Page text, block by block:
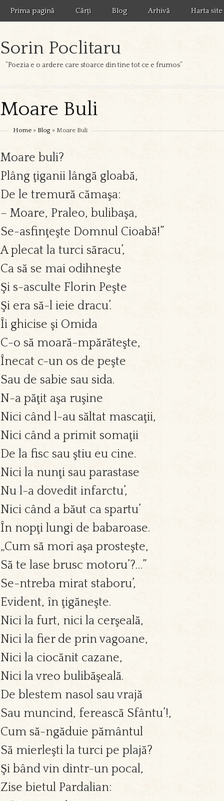
Prima pagină Cărți Blog Arhivă Harta site
Sorin Poclitaru
”Poezia e o ardere care stoarce din tine tot ce e frumos”
Moare Buli
Home » Blog » Moare Buli
Moare buli?
Plâng ţiganii lângă gloabă,
De le tremură cămaşa:
– Moare, Praleo, bulibaşa,
Se-asfinţeşte Domnul Cioabă!”
A plecat la turci săracu’,
Ca să se mai odihneşte
Şi s-asculte Florin Peşte
Şi era să-l ieie dracu’.
Îi ghicise şi Omida
C-o să moară-mpărăteşte,
Înecat c-un os de peşte
Sau de sabie sau sida.
N-a păţit aşa ruşine
Nici când l-au săltat mascaţii,
Nici când a primit somaţii
De la fisc sau ştiu eu cine.
Nici la nunţi sau parastase
Nu l-a dovedit infarctu’,
Nici când a băut ca spartu’
În nopţi lungi de babaroase.
„Cum să mori aşa prosteşte,
Să te lase brusc motoru’?…”
Se-ntreba mirat staboru’,
Evident, în ţigăneşte.
Nici la furt, nici la cerşeală,
Nici la fier de prin vagoane,
Nici la ciocănit cazane,
Nici la vreo bulibăşeală.
De blestem nasol sau vrajă
Sau muncind, ferească Sfântu’!,
Cum să-ngăduie pământul
Să mierleşti la turci pe plajă?
Şi bând vin dintr-un pocal,
Zise bietul Pardalian: